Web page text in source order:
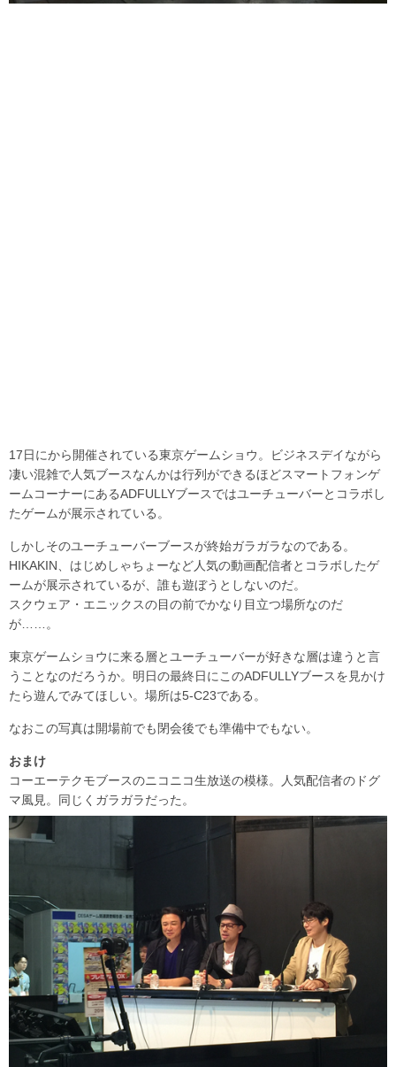
17日にから開催されている東京ゲームショウ。ビジネスデイながら
凄い混雑で人気ブースなんかは行列ができるほどスマートフォンゲ
ームコーナーにあるADFULLYブースではユーチューバーとコラボし
たゲームが展示されている。
しかしそのユーチューバーブースが終始ガラガラなのである。
HIKAKIN、はじめしゃちょーなど人気の動画配信者とコラボしたゲ
ームが展示されているが、誰も遊ぼうとしないのだ。
スクウェア・エニックスの目の前でかなり目立つ場所なのだ
が……。
東京ゲームショウに来る層とユーチューバーが好きな層は違うと言
うことなのだろうか。明日の最終日にこのADFULLYブースを見かけ
たら遊んでみてほしい。場所は5-C23である。
なおこの写真は開場前でも閉会後でも準備中でもない。
おまけ
コーエーテクモブースのニコニコ生放送の模様。人気配信者のドグ
マ風見。同じくガラガラだった。